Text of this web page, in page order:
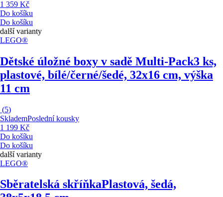
1 359 Kč
Do košíku
Do košíku
další varianty
LEGO®
Dětské úložné boxy v sadě Multi-Pack3 ks,
plastové, bílé/černé/šedé, 32x16 cm, výška
11 cm
(5)
SklademPoslední kousky
1 199 Kč
Do košíku
Do košíku
další varianty
LEGO®
Sběratelská skříňkaPlastová, šedá,